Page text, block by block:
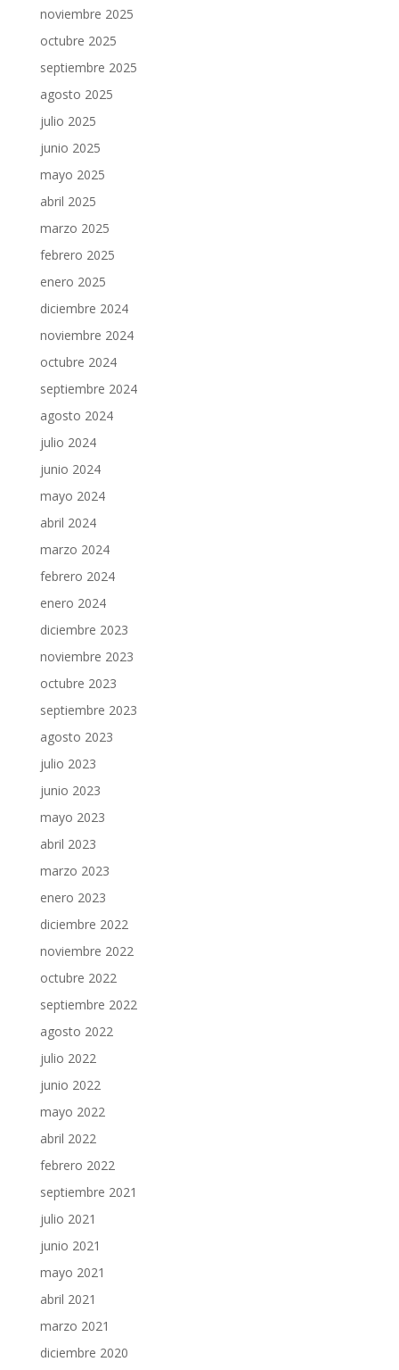
noviembre 2025
octubre 2025
septiembre 2025
agosto 2025
julio 2025
junio 2025
mayo 2025
abril 2025
marzo 2025
febrero 2025
enero 2025
diciembre 2024
noviembre 2024
octubre 2024
septiembre 2024
agosto 2024
julio 2024
junio 2024
mayo 2024
abril 2024
marzo 2024
febrero 2024
enero 2024
diciembre 2023
noviembre 2023
octubre 2023
septiembre 2023
agosto 2023
julio 2023
junio 2023
mayo 2023
abril 2023
marzo 2023
enero 2023
diciembre 2022
noviembre 2022
octubre 2022
septiembre 2022
agosto 2022
julio 2022
junio 2022
mayo 2022
abril 2022
febrero 2022
septiembre 2021
julio 2021
junio 2021
mayo 2021
abril 2021
marzo 2021
diciembre 2020